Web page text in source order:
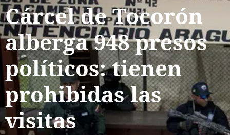
Cárcel de Tocorón
alberga 948 presos
políticos: tienen
prohibidas las
visitas